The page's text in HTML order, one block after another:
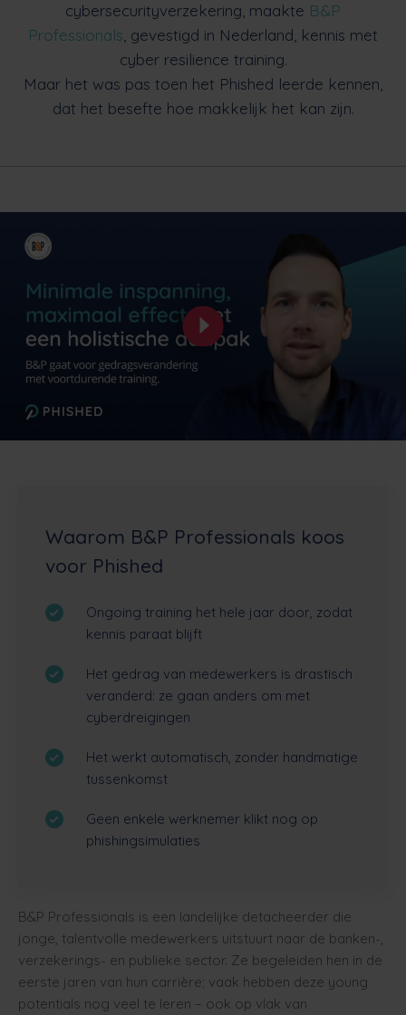
cybersecurityverzekering, maakte B&P
Professionals , gevestigd in Nederland, kennis met
cyber resilience training.
Maar het was pas toen het Phished leerde kennen,
dat het besefte hoe makkelijk het kan zijn.
Waarom B&P Professionals koos
voor Phished
Ongoing training het hele jaar door, zodat
kennis paraat blijft
Het gedrag van medewerkers is drastisch
veranderd: ze gaan anders om met
cyberdreigingen
Het werkt automatisch, zonder handmatige
tussenkomst
Geen enkele werknemer klikt nog op
phishingsimulaties
B&P Professionals is een landelijke detacheerder die
jonge, talentvolle medewerkers uitstuurt naar de banken-,
verzekerings- en publieke sector. Ze begeleiden hen in de
eerste jaren van hun carrière; vaak hebben deze young
potentials nog veel te leren – ook op vlak van